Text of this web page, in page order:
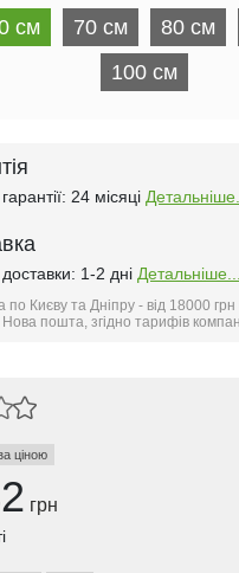
см 70 см 80 см
100 см
24 місяці Детальніше...
1-2 дні Детальніше...
по Києву та Дніпру - від 18000
Нова пошта, згідно тарифів
ціною
грн